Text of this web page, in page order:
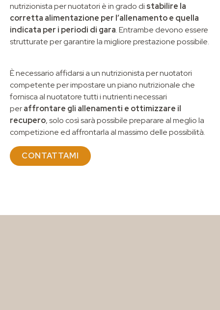
nutrizionista per nuotatori è in grado di stabilire la
corretta alimentazione per l’allenamento e quella
indicata per i periodi di gara. Entrambe devono essere
strutturate per garantire la migliore prestazione possibile.
È necessario affidarsi a un nutrizionista per nuotatori
competente per impostare un piano nutrizionale che
fornisca al nuotatore tutti i nutrienti necessari
peraffrontare gli allenamenti e ottimizzare il
recupero, solo così sarà possibile preparare al meglio la
competizione ed affrontarla al massimo delle possibilità.
CONTATTAMI